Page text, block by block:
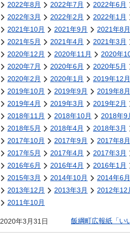
2022年8月
2022年7月 2022年6月
2022年3月
2022年2月 2022年1月
2021年10月
2021年9月 2021年8月
2021年5月
2021年4月 2021年3月
2020年12月
2020年11月 2020年
2020年7月
2020年6月 2020年5月
2020年2月
2020年1月 2019年12月
2019年10月
2019年9月 2019年8月
2019年4月
2019年3月 2019年2月
2018年11月
2018年10月 2018年9
2018年5月
2018年4月 2018年3月
2017年10月
2017年9月 2017年8月
2017年5月
2017年4月 2017年3月
2016年6月
2016年4月 2016年1月
2015年3月
2014年10月 2014年6月
2013年12月
2013年3月 2012年12
2011年10月
2020年3月31日 飯綱町広報紙「い